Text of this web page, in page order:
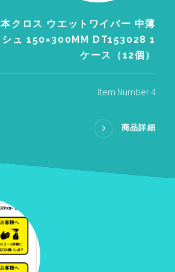
本クロス ウエットワイパー 中薄
シュ 150×300MM DT153028 1
ケース（12個）
Item Number 4
商品詳細